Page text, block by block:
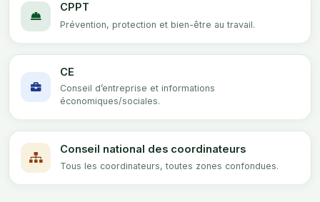
CPPT
Prévention, protection et bien-être au travail.
CE
Conseil d’entreprise et informations
économiques/sociales.
Conseil national des coordinateurs
Tous les coordinateurs, toutes zones confondues.